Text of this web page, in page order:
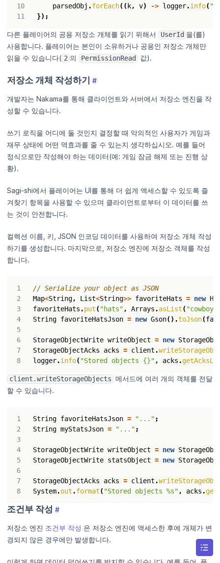
10
parsedObj .forEach(( k, v) -> logger.info(
});
다른 플레이어의 공용 저장소 개체를 읽기 위해서 UserId 을(를)
사용합니다. 플레이어는 본인이 소유하거나 공용인 저장소 개체만
읽을 수 있습니다( 2 의 PermissionRead 값).
저장소 개체 작성하기 #
개발자는 Nakama를 통해 클라이언트와 서버에서 저장소 엔진을 작
성할 수 있습니다.
쓰기 로직을 어디에 둘 것인지 결정할 때 악의적인 사용자가 게임과
재무 상태에 어떤 역효과를 줄 수 있는지 생각하십시오. 예를 들어
정식으로만 작성해야 하는 데이터(예: 게임 잠금 해제 또는 진행 상
황).
Sagi-shi에서 플레이어는 UI를 통해 더 쉽게 액세스할 수 있도록 즐
겨찾기 항목을 사용할 수 있으며 클라이언트로부터 이 데이터를 쓰
는 것이 안전합니다.
컬렉션 이름, 키, JSON 인코딩 데이터를 사용하여 저장소 개체 작성
하기를 생성합니다. 마지막으로, 저장소 엔진에 저장소 객체를 작성
합니다.
3
4
5
6
7
8
// Serialize your object as JSON
Map<String, List<String>> favoriteHats = new
favoriteHats .put("hats" , Arrays .asList("cowboy"
String favoriteHatsJson = new Gson().toJson(
StorageObjectWrite writeObject = new
StorageObjectAcks
acks = client .
logger.info("Stored objects {}" , acks .
client.writeStorageObjects 메서드에 여러 개의 객체를 전달
할 수 있습니다.
3
4
5
6
7
8
String favoriteHatsJson = "..." ;
String myStatsJson = "..." ;
StorageObjectWrite writeObject = new
StorageObjectWrite statsObject = new
StorageObjectAcks acks = client .
System.out .format("Stored objects %s" , acks .
조건부 작성 #
저장소 엔진 조건부 작성 은 저장소 엔진에 액세스한 후에 개체가 변
경되지 않은 경우에만 발생합니다.